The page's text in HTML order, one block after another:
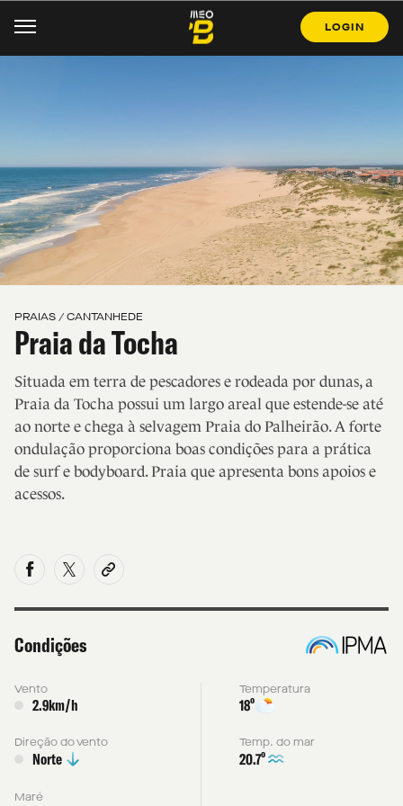
LOGIN
PRAIAS / CANTANHEDE
Praia da Tocha
Situada em terra de pescadores e rodeada por dunas, a
Praia da Tocha possui um largo areal que estende-se até
ao norte e chega à selvagem Praia do Palheirão. A forte
ondulação proporciona boas condições para a prática
de surf e bodyboard. Praia que apresenta bons apoios e
acessos.
Condições
Vento
2.9km/h
Direção do vento
Norte
Maré
Temperatura
18º
Temp. do mar
20.7º